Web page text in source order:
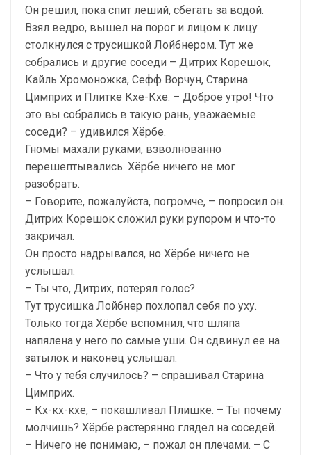
Он решил, пока спит леший, сбегать за водой.
Взял ведро, вышел на порог и лицом к лицу
столкнулся с трусишкой Лойбнером. Тут же
собрались и другие соседи – Дитрих Корешок,
Кайль Хромоножка, Сефф Ворчун, Старина
Цимприх и Плитке Кхе-Кхе. – Доброе утро! Что
это вы собрались в такую рань, уважаемые
соседи? – удивился Хёрбе.
Гномы махали руками, взволнованно
перешептывались. Хёрбе ничего не мог
разобрать.
– Говорите, пожалуйста, погромче, – попросил он.
Дитрих Корешок сложил руки рупором и что-то
закричал.
Он просто надрывался, но Хёрбе ничего не
услышал.
– Ты что, Дитрих, потерял голос?
Тут трусишка Лойбнер похлопал себя по уху.
Только тогда Хёрбе вспомнил, что шляпа
напялена у него по самые уши. Он сдвинул ее на
затылок и наконец услышал.
– Что у тебя случилось? – спрашивал Старина
Цимприх.
– Кх-кх-кхе, – покашливал Плишке. – Ты почему
молчишь? Хёрбе растерянно глядел на соседей.
– Ничего не понимаю, – пожал он плечами. – С